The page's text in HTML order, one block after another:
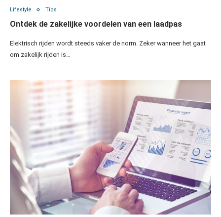
Lifestyle Tips
Ontdek de zakelijke voordelen van een laadpas
Elektrisch rijden wordt steeds vaker de norm. Zeker wanneer het gaat
om zakelijk rijden is…